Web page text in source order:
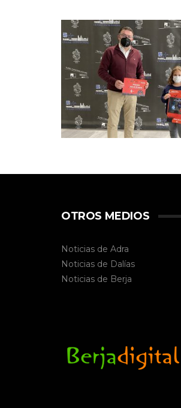
OTROS MEDIOS
Noticias de Adra
Noticias de Dalías
Noticias de Berja